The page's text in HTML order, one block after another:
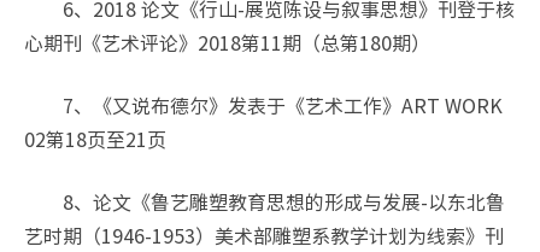
6、2018 论文《行山-展览陈设与叙事思想》刊登于核
心期刊《艺术评论》2018第11期（总第180期）
7、《又说布德尔》发表于《艺术工作》ART WORK
02第18页至21页
8、论文《鲁艺雕塑教育思想的形成与发展-以东北鲁
艺时期（1946-1953）美术部雕塑系教学计划为线索》刊